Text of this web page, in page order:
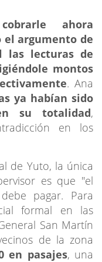
ahora
argumento de
las lecturas de
montos
. Ana
ya habían sido
su totalidad,
en los
de Yuto, la única
es que "el
pagar. Para
formal en las
San Martín
de la zona
en pasajes, una